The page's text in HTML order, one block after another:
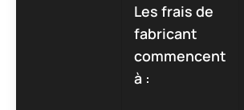
Les frais de
fabricant
commencent
à :